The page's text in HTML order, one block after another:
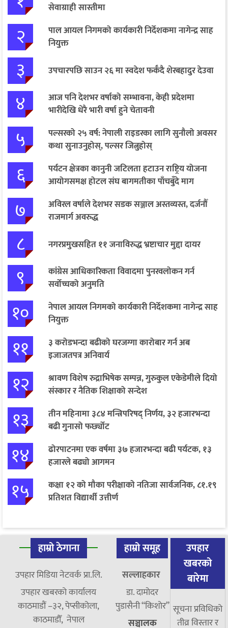
सेवाग्राही सास्तीमा
२
पाल आयल निगमको कार्यकारी निर्देशकमा नागेन्द्र साह
नियुक्त
३ उपचारपछि साउन २६ मा स्वदेश फर्कँदै शेरबहादुर देउवा
४
आज पनि देशभर वर्षाको सम्भावना, केही प्रदेशमा
भारीदेखि धेरै भारी वर्षा हुने चेतावनी
५
पल्सरको २५ वर्ष: नेपाली राइडरका लागि सुनौलो अवसर
कथा सुनाउनुहोस्, पल्सर जित्नुहोस्
६
पर्यटन क्षेत्रका कानुनी जटिलता हटाउन राष्ट्रिय योजना
आयोगसमक्ष होटल संघ बागमतीका पाँचबुँदे माग
७
अविरल वर्षाले देशभर सडक सञ्जाल अस्तव्यस्त, दर्जनौँ
राजमार्ग अवरुद्ध
८ नगरप्रमुखसहित ११ जनाविरुद्ध भ्रष्टाचार मुद्दा दायर
९
कांग्रेस आधिकारिकता विवादमा पुनरवलोकन गर्न
सर्वोच्चको अनुमति
१०
नेपाल आयल निगमको कार्यकारी निर्देशकमा नागेन्द्र साह
नियुक्त
११
३ करोडभन्दा बढीको घरजग्गा कारोबार गर्न अब
इजाजतपत्र अनिवार्य
१२
श्रावण विशेष रुद्राभिषेक सम्पन्न, गुरुकुल एकेडेमीले दियो
संस्कार र नैतिक शिक्षाको सन्देश
१३
तीन महिनामा ३८४ मन्त्रिपरिषद् निर्णय, ३२ हजारभन्दा
बढी गुनासो फर्छ्योट
१४
ढोरपाटनमा एक वर्षमा ३७ हजारभन्दा बढी पर्यटक, १३
हजारले बढ्यो आगमन
१५
कक्षा १२ को मौका परीक्षाको नतिजा सार्वजनिक, ८१.१९
प्रतिशत विद्यार्थी उत्तीर्ण
हाम्रो ठेगाना
उपहार मिडिया नेटवर्क प्रा.लि.
उपहार खबरको कार्यालय
काठमाडौं –३२, पेप्सीकोला,
काठमाडौँ, नेपाल
हाम्रो समूह
सल्लाहकार
डा. दामाेदर
पुडासैनी “किशाेर”
सञ्चालक
उपहार
खबरको
बारेमा
सूचना प्रविधिको
तीव्र विस्तार र